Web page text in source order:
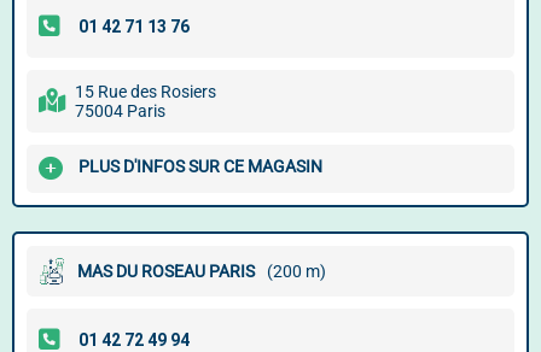
15 Rue des Rosiers
75004 Paris
PLUS D'INFOS SUR CE MAGASIN
MAS DU ROSEAU PARIS (200 m)